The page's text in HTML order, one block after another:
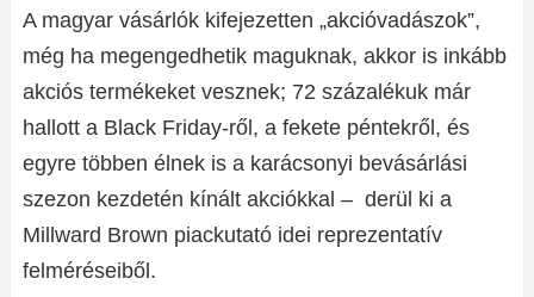
A magyar vásárlók kifejezetten „akcióvadászok”,
még ha megengedhetik maguknak, akkor is inkább
akciós termékeket vesznek; 72 százalékuk már
hallott a Black Friday-ről, a fekete péntekről, és
egyre többen élnek is a karácsonyi bevásárlási
szezon kezdetén kínált akciókkal – derül ki a
Millward Brown piackutató idei reprezentatív
felméréseiből.